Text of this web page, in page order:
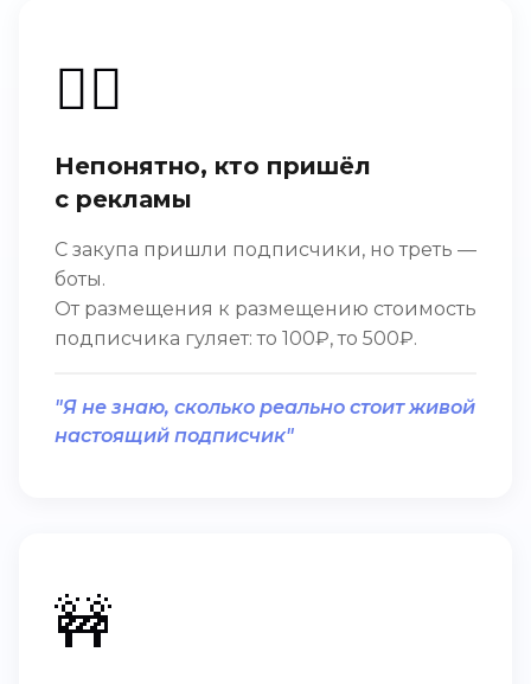
🤷‍♂️
Непонятно, кто пришёл
с рекламы
С закупа пришли подписчики, но треть —
боты.
От размещения к размещению стоимость
подписчика гуляет: то 100₽, то 500₽.
"Я не знаю, сколько реально стоит живой
настоящий подписчик"
🚧